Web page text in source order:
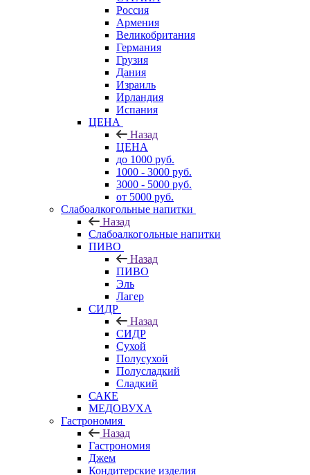
Россия
Армения
Великобритания
Германия
Грузия
Дания
Израиль
Ирландия
Испания
ЦЕНА
Назад
ЦЕНА
до 1000 руб.
1000 - 3000 руб.
3000 - 5000 руб.
от 5000 руб.
Слабоалкогольные напитки
Назад
Слабоалкогольные напитки
ПИВО
Назад
ПИВО
Эль
Лагер
СИДР
Назад
СИДР
Сухой
Полусухой
Полусладкий
Сладкий
САКЕ
МЕДОВУХА
Гастрономия
Назад
Гастрономия
Джем
Кондитерские изделия